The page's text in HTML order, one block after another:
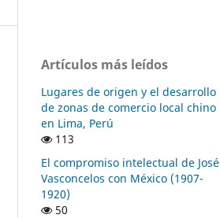
Artículos más leídos
Lugares de origen y el desarrollo
de zonas de comercio local chino
en Lima, Perú
113
El compromiso intelectual de José
Vasconcelos con México (1907-
1920)
50